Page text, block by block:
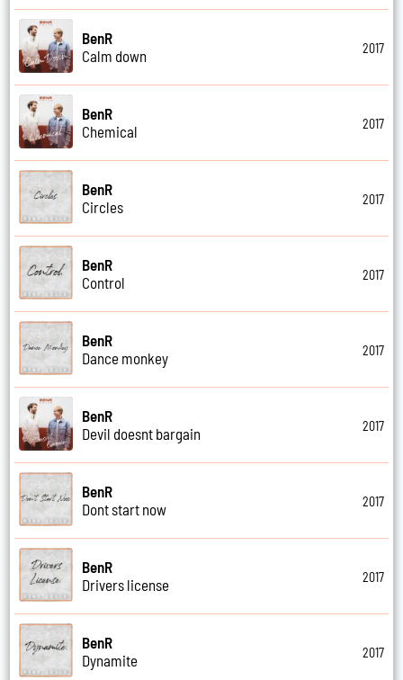
BenR
Calm down
2017
BenR
Chemical
2017
BenR
Circles
2017
BenR
Control
2017
BenR
Dance monkey
2017
BenR
Devil doesnt bargain
2017
BenR
Dont start now
2017
BenR
Drivers license
2017
BenR
Dynamite
2017